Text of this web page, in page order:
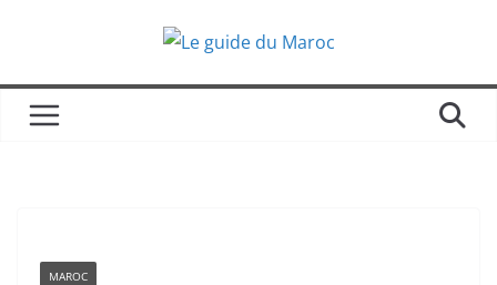
MAROC